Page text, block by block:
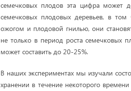
семечковых плодов эта цифра может
семечковых плодовых деревьев, в
ожогом и плодовой гнилью, они
не только в период роста семечковых
может составить до 20-25%.
В наших экспериментах мы изучали
хранении в течение некоторого